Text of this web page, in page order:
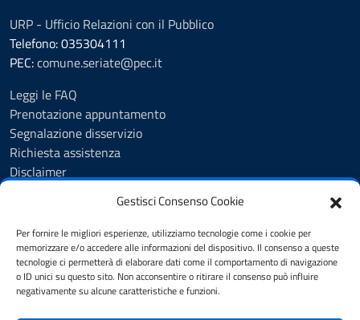
Gestisci Consenso Cookie
Per fornire le migliori esperienze, utilizziamo tecnologie come i cookie per
memorizzare e/o accedere alle informazioni del dispositivo. Il consenso a queste
tecnologie ci permetterà di elaborare dati come il comportamento di navigazione
o ID unici su questo sito. Non acconsentire o ritirare il consenso può influire
negativamente su alcune caratteristiche e funzioni.
URP - Ufficio Relazioni con il Pubblico
Telefono: 035304111
PEC:comune.seriate@pec.it
Leggi le FAQ
Prenotazione appuntamento
Segnalazione disservizio
Richiesta assistenza
Disclaimer
Cookie Policy
Informativa privacy
Dichiarazione di accessibilità
Note legali